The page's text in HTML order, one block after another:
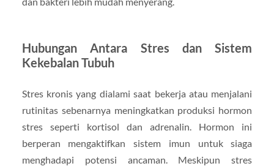
Hubungan Antara Stres dan Sistem
Kekebalan Tubuh
Stres kronis yang dialami saat bekerja atau menjalani
rutinitas sebenarnya meningkatkan produksi hormon
stres seperti kortisol dan adrenalin. Hormon ini
berperan mengaktifkan sistem imun untuk siaga
menghadapi potensi ancaman. Meskipun stres